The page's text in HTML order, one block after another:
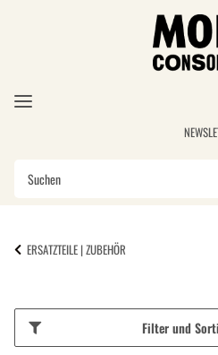
ERSATZTEILE | ZUBEHÖR
Filter und